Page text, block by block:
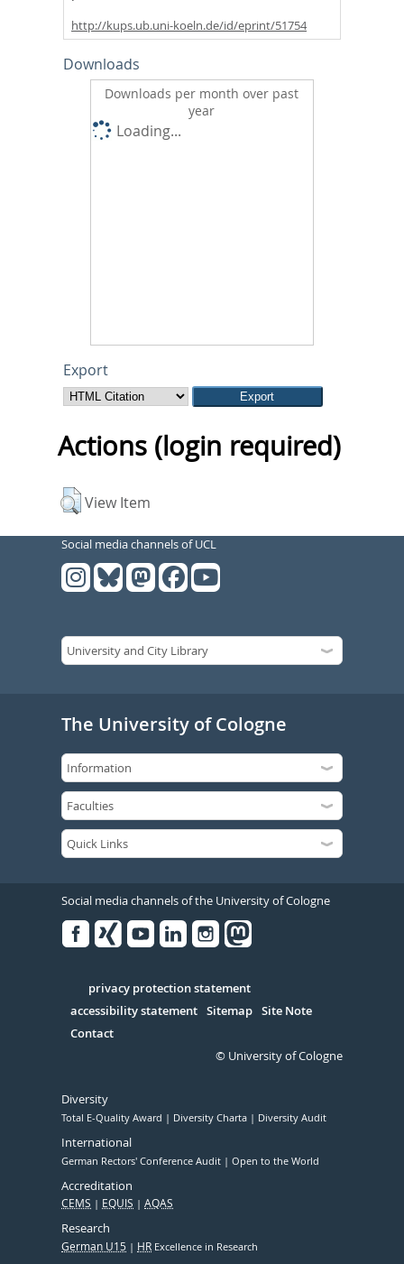
http://kups.ub.uni-koeln.de/id/eprint/51754
Downloads
Downloads per month over past
year
Loading...
Export
Actions (login required)
View Item
Social media channels of UCL
The University of Cologne
Social media channels of the University of Cologne
Serivce
privacy protection statement
accessibility statement Sitemap Site Note
Contact
© University of Cologne
Diversity
Total E-Quality Award Diversity Charta Diversity Audit
International
German Rectors' Conference Audit Open to the World
Accreditation
CEMS EQUIS AQAS
Research
German U15 HR Excellence in Research